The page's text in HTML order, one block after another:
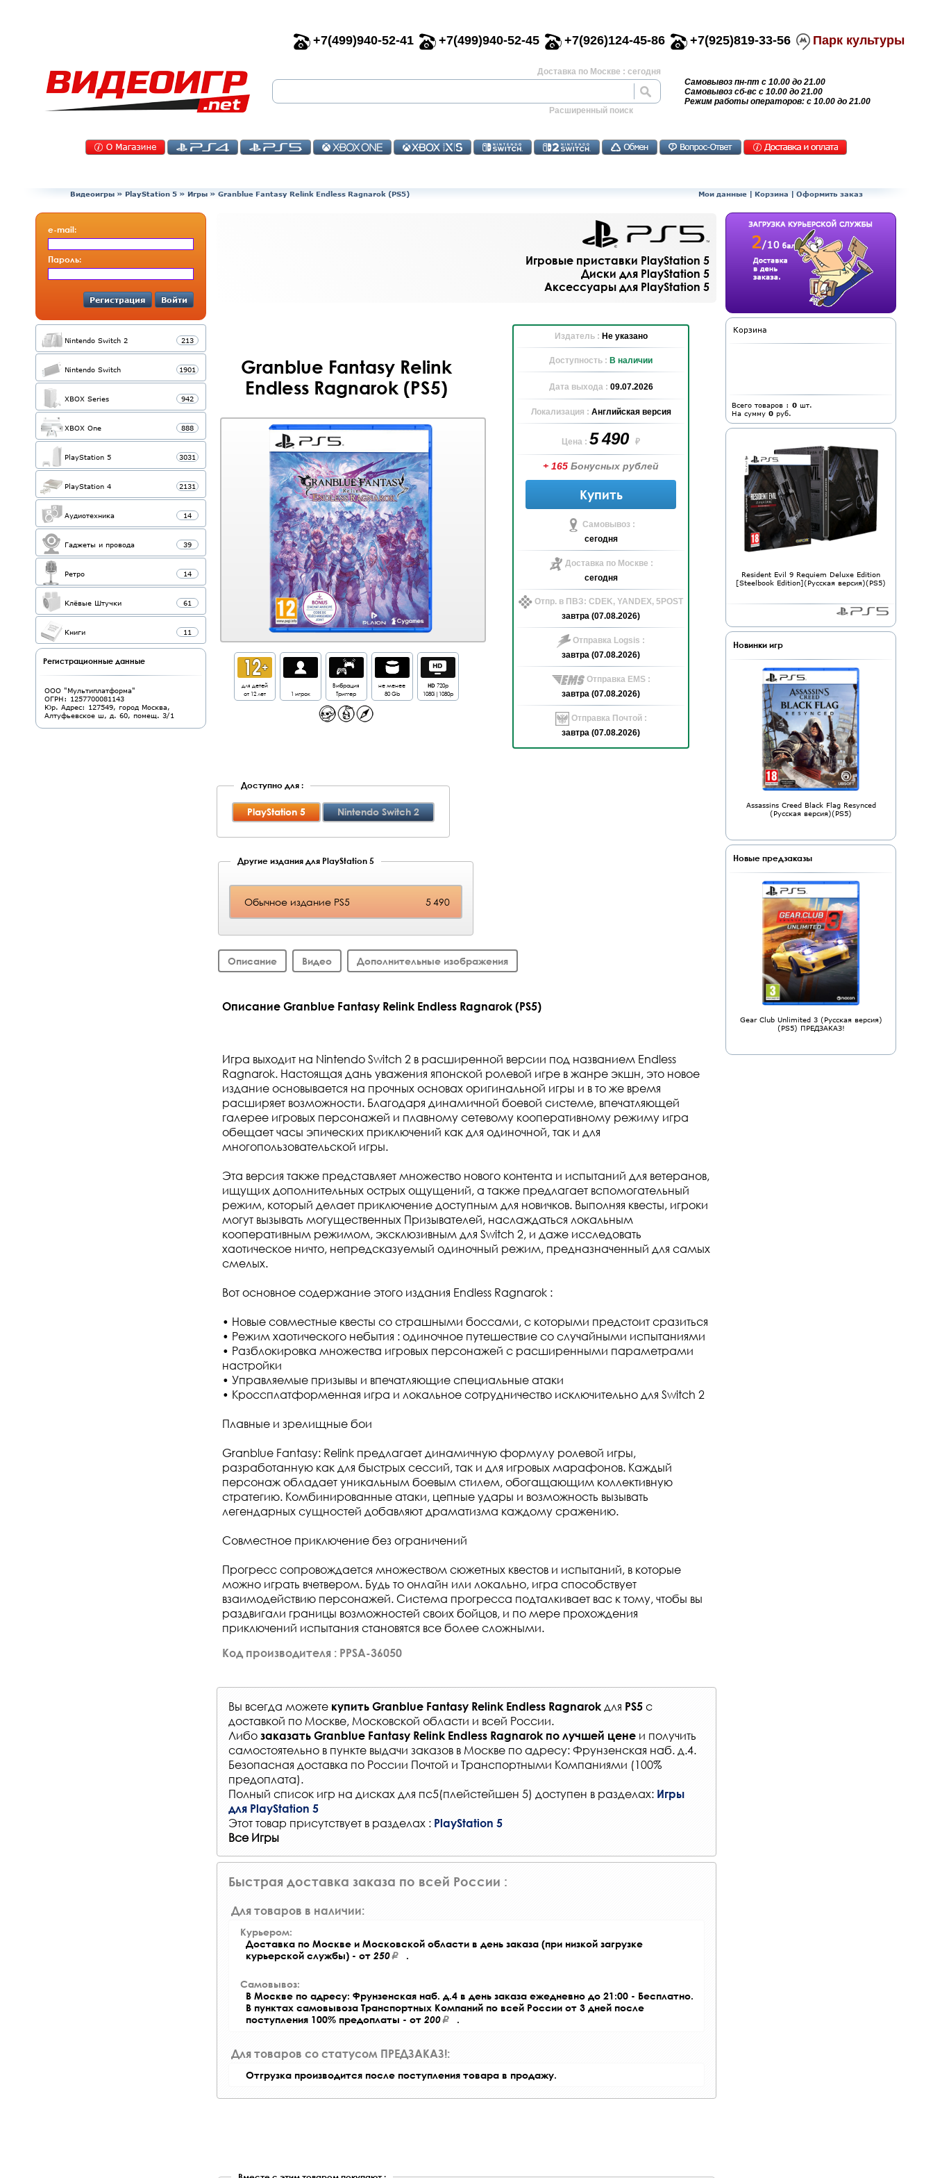
+7(499)940-52-41 +7(499)940-52-45 +7(926)124-45-86 +7(925)819-33-56 Парк культуры
Доставка по Москве : сегодня
Расширенный поиск
Самовывоз пн-пт с 10.00 до 21.00
Самовывоз сб-вс с 10.00 до 21.00
Режим работы операторов: с 10.00 до 21.00
Видеоигры » PlayStation 5 » Игры » Granblue Fantasy Relink Endless Ragnarok (PS5) Мои данные | Корзина | Оформить заказ
e-mail:
Пароль:
Регистрация Войти
Nintendo Switch 2 213
Nintendo Switch 1901
XBOX Series 942
XBOX One 888
PlayStation 5 3031
PlayStation 4 2131
Аудиотехника 14
Гаджеты и провода 39
Ретро 14
Клёвые Штучки 61
Книги 11
Регистрационные данные
ООО "Мультиплатформа"
ОГРН: 1257700081143
Юр. Адрес: 127549, город Москва,
Алтуфьевское ш, д. 60, помещ. 3/1
Игровые приставки PlayStation 5
Диски для PlayStation 5
Аксессуары для PlayStation 5
Granblue Fantasy Relink
Endless Ragnarok (PS5)
для детей
от 12 лет
1 игрок
Вибрация
Триггер
не менее
80 Gb
HD720p
1080i|1080p
Издатель : Не указано
Доступность : В наличии
Дата выхода : 09.07.2026
Локализация : Английская версия
Цена : 5 490 ₽
+ 165 Бонусных рублей
Купить
Самовывоз :
сегодня
Доставка по Москве :
сегодня
Отпр. в ПВЗ: CDEK, YANDEX, 5POST
завтра (07.08.2026)
Отправка Logsis :
завтра (07.08.2026)
Отправка EMS :
завтра (07.08.2026)
Отправка Почтой :
завтра (07.08.2026)
Доступно для :
PlayStation 5 Nintendo Switch 2
Другие издания для PlayStation 5
Обычное издание PS5 5 490
Описание Видео Дополнительные изображения
Описание Granblue Fantasy Relink Endless Ragnarok (PS5)
Игра выходит на Nintendo Switch 2 в расширенной версии под названием Endless
Ragnarok. Настоящая дань уважения японской ролевой игре в жанре экшн, это новое
издание основывается на прочных основах оригинальной игры и в то же время
расширяет возможности. Благодаря динамичной боевой системе, впечатляющей
галерее игровых персонажей и плавному сетевому кооперативному режиму игра
обещает часы эпических приключений как для одиночной, так и для
многопользовательской игры.
Эта версия также представляет множество нового контента и испытаний для ветеранов,
ищущих дополнительных острых ощущений, а также предлагает вспомогательный
режим, который делает приключение доступным для новичков. Выполняя квесты, игроки
могут вызывать могущественных Призывателей, наслаждаться локальным
кооперативным режимом, эксклюзивным для Switch 2, и даже исследовать
хаотическое ничто, непредсказуемый одиночный режим, предназначенный для самых
смелых.
Вот основное содержание этого издания Endless Ragnarok :
• Новые совместные квесты со страшными боссами, с которыми предстоит сразиться
• Режим хаотического небытия : одиночное путешествие со случайными испытаниями
• Разблокировка множества игровых персонажей с расширенными параметрами
настройки
• Управляемые призывы и впечатляющие специальные атаки
• Кроссплатформенная игра и локальное сотрудничество исключительно для Switch 2
Плавные и зрелищные бои
Granblue Fantasy: Relink предлагает динамичную формулу ролевой игры,
разработанную как для быстрых сессий, так и для игровых марафонов. Каждый
персонаж обладает уникальным боевым стилем, обогащающим коллективную
стратегию. Комбинированные атаки, цепные удары и возможность вызывать
легендарных сущностей добавляют драматизма каждому сражению.
Совместное приключение без ограничений
Прогресс сопровождается множеством сюжетных квестов и испытаний, в которые
можно играть вчетвером. Будь то онлайн или локально, игра способствует
взаимодействию персонажей. Система прогресса подталкивает вас к тому, чтобы вы
раздвигали границы возможностей своих бойцов, и по мере прохождения
приключений испытания становятся все более сложными.
Код производителя : PPSA-36050
Вы всегда можете купить Granblue Fantasy Relink Endless Ragnarok для PS5 с
доставкой по Москве, Московской области и всей России.
Либо заказать Granblue Fantasy Relink Endless Ragnarok по лучшей цене и получить
самостоятельно в пункте выдачи заказов в Москве по адресу: Фрунзенская наб. д.4.
Безопасная доставка по России Почтой и Транспортными Компаниями (100%
предоплата).
Полный список игр на дисках для пс5(плейстейшен 5) доступен в разделах: Игры
для PlayStation 5
Этот товар присутствует в разделах : PlayStation 5
Все Игры
Быстрая доставка заказа по всей России :
Для товаров в наличии:
Курьером:
Доставка по Москве и Московской области в день заказа (при низкой загрузке
курьерской службы) - от 250 .
Самовывоз:
В Москве по адресу: Фрунзенская наб. д.4 в день заказа ежедневно до 21:00 - Бесплатно.
В пунктах самовывоза Транспортных Компаний по всей России от 3 дней после
поступления 100% предоплаты - от 200 .
Для товаров со статусом ПРЕДЗАКАЗ!:
Отгрузка производится после поступления товара в продажу.
Корзина
Всего товаров : 0 шт.
На сумму 0 руб.
Resident Evil 9 Requiem Deluxe Edition
[Steelbook Edition](Русская версия)(PS5)
Новинки игр
Assassins Creed Black Flag Resynced
(Русская версия)(PS5)
Новые предзаказы
Gear Club Unlimited 3 (Русская версия)
(PS5) ПРЕДЗАКАЗ!